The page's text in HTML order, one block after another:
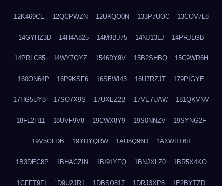
12K469CE 12QCPWZN 12UKQO0N 133P7UOC 13COV7L8
14GYHZ3D 14H4A825 14M9BJ75 14NJ13LJ 14PRJLGB
14PRLC85 14WY7OYZ 1546DY9V 15B2SHBQ 15C9WR6H
160ON64P 16P9KSF6 16SBWI43 16U7RZJT 179PIGYE
17HG5UY8 17SO7X9S 17UXEZ2B 17VE7UAW 181QKVNV
18FL2H11 18UVF9V8 19CWX8Y9 19S0NNZV 19SYNG2F
19V5GFDB 19YDYQRW 1AU5Q96D 1AXWRT6R
1B3DEC8P 1BHACZIN 1BI91YFQ 1BNJXLZ0 1BR5X4KO
1CFFT9FI 1D9U2JR1 1DBSQ817 1DRJ3XP8 1E2BYTZD